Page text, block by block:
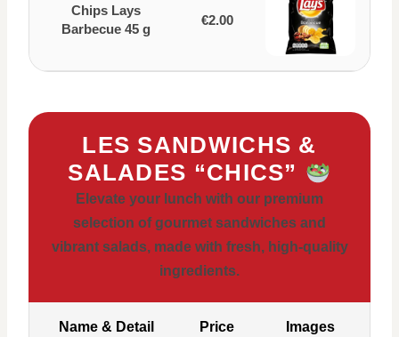
Chips Lays
Barbecue 45 g
€2.00
LES SANDWICHS &
SALADES “CHICS”
Elevate your lunch with our premium
selection of gourmet sandwiches and
vibrant salads, made with fresh, high-quality
ingredients.
Name & Detail Price Images